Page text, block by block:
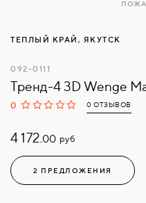
ТЕПЛЫЙ КРАЙ, ЯКУТСК
092-0111
Тренд-4 3D Wenge
0 0 ОТЗЫВОВ
4 172.00 руб
2 ПРЕДЛОЖЕНИЯ